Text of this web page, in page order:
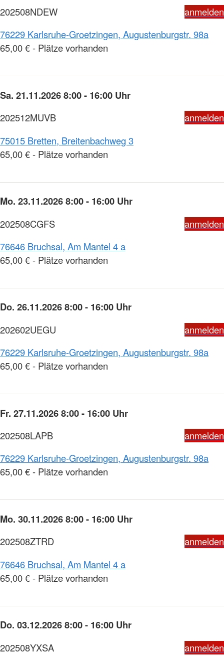
202508NDEW
anmelden
76229 Karlsruhe-Groetzingen, Augustenburgstr. 98a
65,00 € - Plätze vorhanden
Sa. 21.11.2026 8:00 - 16:00 Uhr
202512MUVB
anmelden
75015 Bretten, Breitenbachweg 3
65,00 € - Plätze vorhanden
Mo. 23.11.2026 8:00 - 16:00 Uhr
202508CGFS
anmelden
76646 Bruchsal, Am Mantel 4 a
65,00 € - Plätze vorhanden
Do. 26.11.2026 8:00 - 16:00 Uhr
202602UEGU
anmelden
76229 Karlsruhe-Groetzingen, Augustenburgstr. 98a
65,00 € - Plätze vorhanden
Fr. 27.11.2026 8:00 - 16:00 Uhr
202508LAPB
anmelden
76229 Karlsruhe-Groetzingen, Augustenburgstr. 98a
65,00 € - Plätze vorhanden
Mo. 30.11.2026 8:00 - 16:00 Uhr
202508ZTRD
anmelden
76646 Bruchsal, Am Mantel 4 a
65,00 € - Plätze vorhanden
Do. 03.12.2026 8:00 - 16:00 Uhr
202508YXSA anmelden